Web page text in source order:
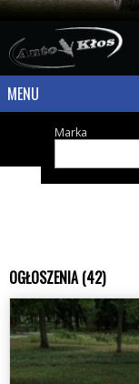
MENU
Marka
OGŁOSZENIA (42)